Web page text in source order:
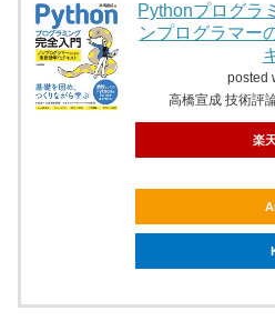
Pythonプログ
ンプログラマー
posted
高橋宣成 技術評
楽